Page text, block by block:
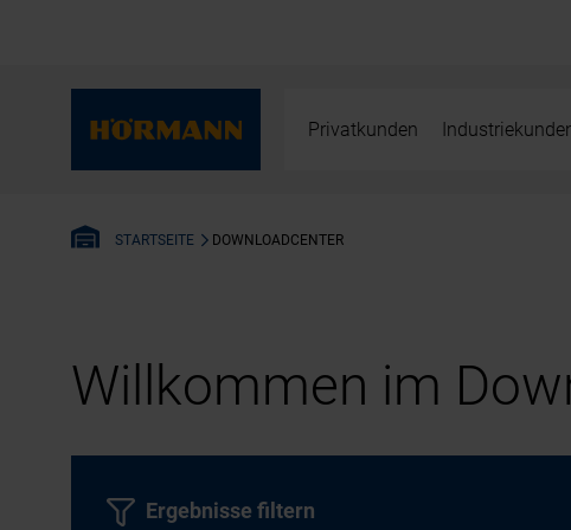
Privatkunden
STARTSEITE DOWNLOADCENTER
Willkommen im
Ergebnisse filtern